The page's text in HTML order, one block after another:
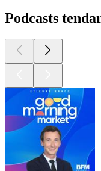
Podcasts